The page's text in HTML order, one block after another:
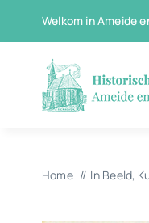
Welkom in Ameide
Home In Beeld